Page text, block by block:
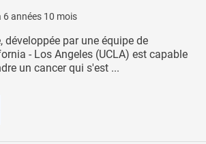
6 années 10 mois
développée par une équipe de
- Los Angeles (UCLA) est capable
un cancer qui s'est ...